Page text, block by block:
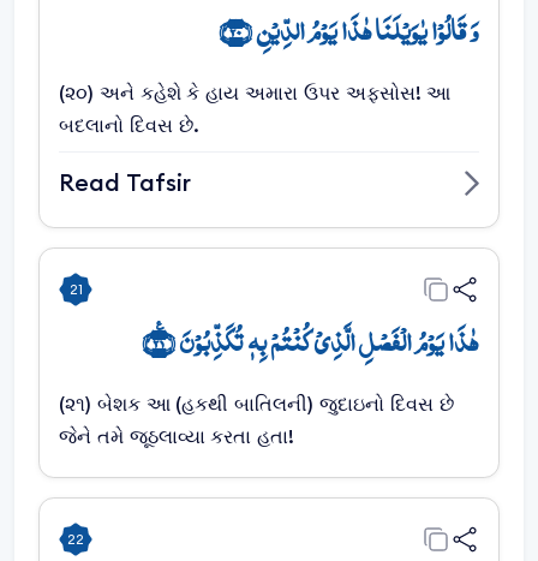
وَ قَالُوۡا یٰوَیۡلَنَا ہٰذَا یَوۡمُ الدِّیۡنِ ﴿۲۰﴾
(૨૦) અને કહેશે કે હાય અમારા ઉપર અફસોસ! આ
બદલાનો દિવસ છે.
Read Tafsir
21
ہٰذَا یَوۡمُ الۡفَصۡلِ الَّذِیۡ کُنۡتُمۡ بِہٖ تُکَذِّبُوۡنَ ﴿٪۲۱﴾
(૨૧) બેશક આ (હકથી બાતિલની) જુદાઇનો દિવસ છે
જેને તમે જૂઠલાવ્યા કરતા હતા!
22